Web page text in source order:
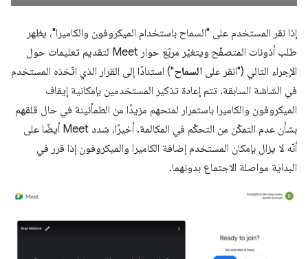
إذا نقر المستخدم على "السماح باستخدام الميكروفون والكاميرا"، يظهر
طلب أذونات المتصفّح ويتغيّر مربّع حوار Meet لتقديم تعليمات حول
الإجراء التالي ("انقر على السماح") استنادًا إلى القرار الذي اتّخذه المستخدم
في الشاشة السابقة. تتم إعادة تذكير المستخدمين بإمكانية إيقاف
الميكروفون والكاميرا باستمرار لمنحهم مزيدًا من الطمأنينة في حال قلقهم
بشأن عدم التمكّن من التحكّم في المكالمة. أخيرًا، شدد Meet أيضًا على
أنّه لا يزال بإمكان المستخدم إضافة الكاميرا والميكروفون إذا قرر في
البداية مواصلة الاجتماع بدونهما.